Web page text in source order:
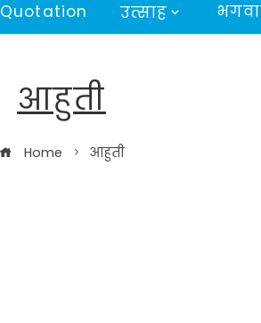
Quotation उत्साह
आहुती
Home आहुती